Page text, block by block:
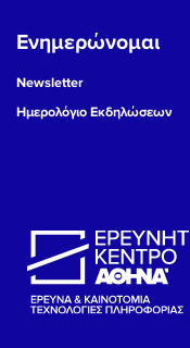
22
Ενημερώνομαι
Newsletter
Ημερολόγιο Εκδηλώσεων